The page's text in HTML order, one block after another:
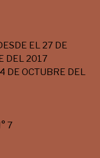
EL 27 DE
DEL 2017
DE OCTUBRE DEL
7